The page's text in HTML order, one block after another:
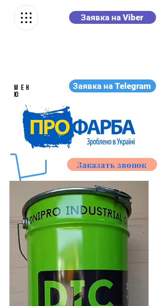
Заявка на Viber
Заявка на Telegram
МЕН
Ю
Заказать звонок